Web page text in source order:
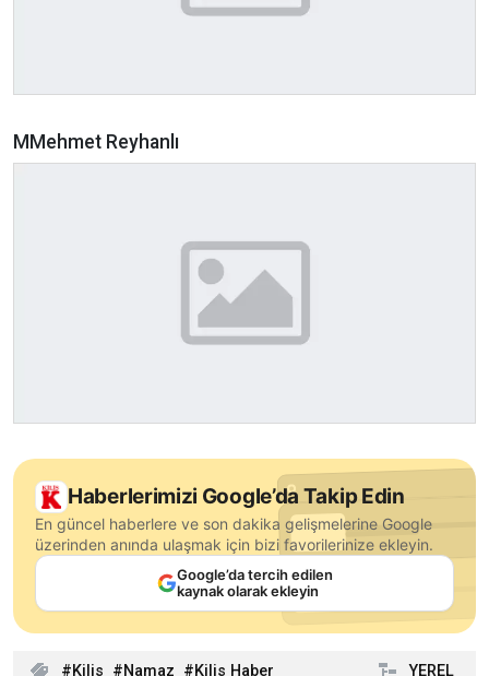
MMehmet Reyhanlı
Haberlerimizi Google’da Takip Edin
En güncel haberlere ve son dakika gelişmelerine Google
üzerinden anında ulaşmak için bizi favorilerinize ekleyin.
Google’da tercih edilen
kaynak olarak ekleyin
Kilis Namaz Kilis Haber YEREL